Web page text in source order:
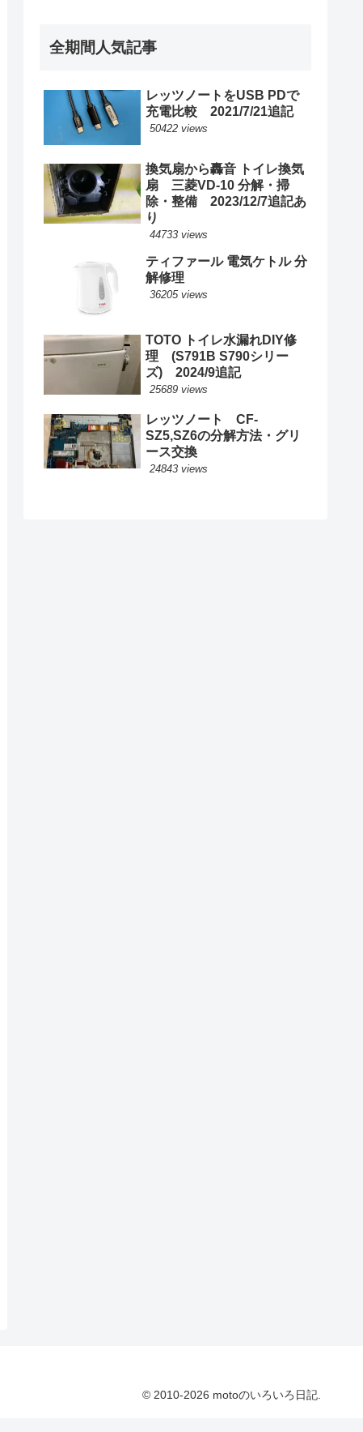
全期間人気記事
レッツノートをUSB PDで
充電比較 2021/7/21追記
50422 views
換気扇から轟音 トイレ換気
扇 三菱VD-10 分解・掃
除・整備 2023/12/7追記あ
り
44733 views
ティファール 電気ケトル 分
解修理
36205 views
TOTO トイレ水漏れDIY修
理 (S791B S790シリー
ズ) 2024/9追記
25689 views
レッツノート CF-
SZ5,SZ6の分解方法・グリ
ース交換
24843 views
© 2010-2026 motoのいろいろ日記.